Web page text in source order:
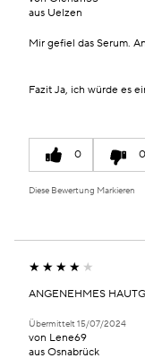
aus Uelzen
Mir gefiel das Serum.
Fazit Ja, ich würde es
0 0
Diese Bewertung Markieren
ANGENEHMES
Übermittelt15/07/2024
von Lene69
aus Osnabrück